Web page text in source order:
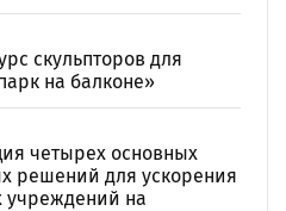
скульпторов для
на балконе»
четырех основных
решений для ускорения
учреждений на